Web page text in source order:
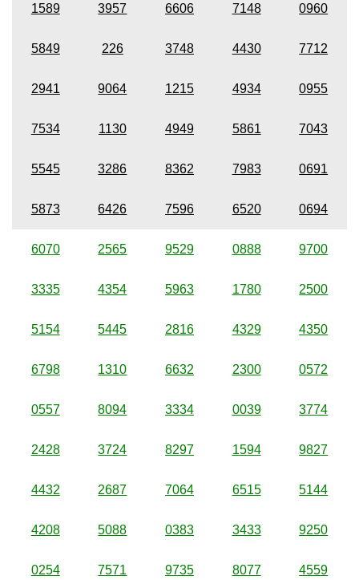
1589 3957 6606 7148 0960
5849 226 3748 4430 7712
2941 9064 1215 4934 0955
7534 1130 4949 5861 7043
5545 3286 8362 7983 0691
5873 6426 7596 6520 0694
6070 2565 9529 0888 9700
3335 4354 5963 1780 2500
5154 5445 2816 4329 4350
6798 1310 6632 2300 0572
0557 8094 3334 0039 3774
2428 3724 8297 1594 9827
4432 2687 7064 6515 5144
4208 5088 0383 3433 9250
0254 7571 9735 8077 4559